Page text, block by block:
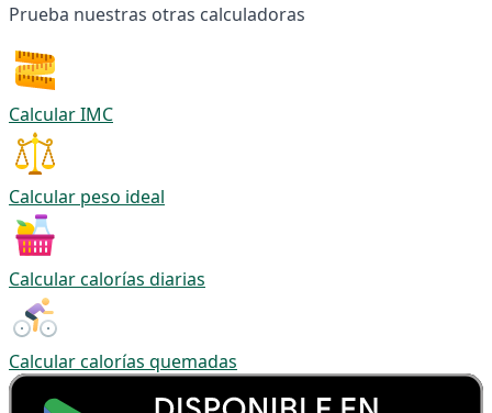
Prueba nuestras otras calculadoras
Calcular IMC
Calcular peso ideal
Calcular calorías diarias
Calcular calorías quemadas